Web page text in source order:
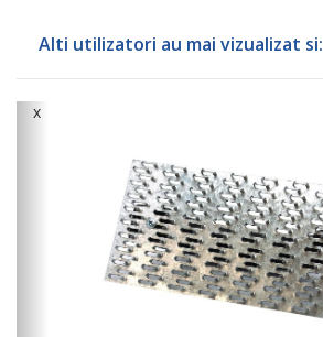
Alti utilizatori au mai vizualizat si:
x